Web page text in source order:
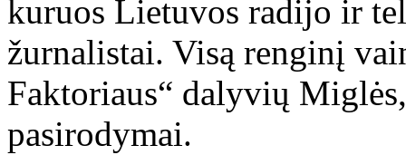
kuruos Lietuvos radijo ir
žurnalistai. Visą renginį
Faktoriaus“ dalyvių
pasirodymai.